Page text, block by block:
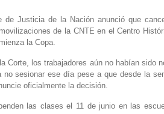
de Justicia de la Nación anunció que
de la CNTE en el Centro
la Copa.
Corte, los trabajadores aún no habían sido
no sesionar ese día pese a que desde la
oficialmente la decisión.
las clases el 11 de junio en las